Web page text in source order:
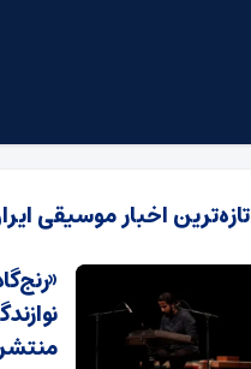
تازه‌ترین اخبار موسیقی